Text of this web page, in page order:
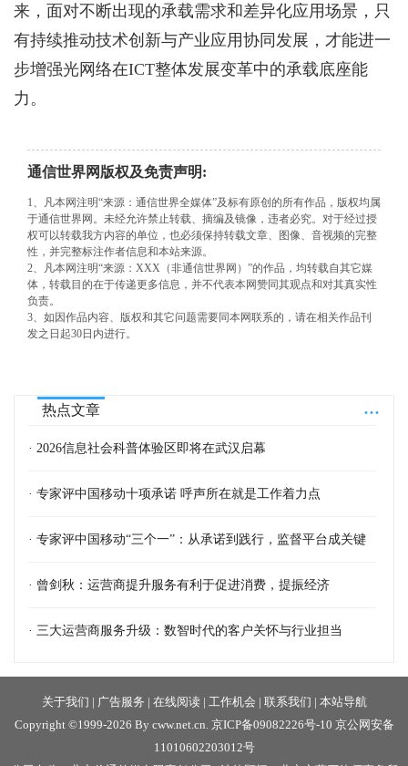
来，面对不断出现的承载需求和差异化应用场景，只
有持续推动技术创新与产业应用协同发展，才能进一
步增强光网络在ICT整体发展变革中的承载底座能
力。
通信世界网版权及免责声明:
1、凡本网注明“来源：通信世界全媒体”及标有原创的所有作品，版权均属
于通信世界网。未经允许禁止转载、摘编及镜像，违者必究。对于经过授
权可以转载我方内容的单位，也必须保持转载文章、图像、音视频的完整
性，并完整标注作者信息和本站来源。
2、凡本网注明“来源：XXX（非通信世界网）”的作品，均转载自其它媒
体，转载目的在于传递更多信息，并不代表本网赞同其观点和对其真实性
负责。
3、如因作品内容、版权和其它问题需要同本网联系的，请在相关作品刊
发之日起30日内进行。
...
热点文章
· 2026信息社会科普体验区即将在武汉启幕
· 专家评中国移动十项承诺 呼声所在就是工作着力点
· 专家评中国移动“三个一”：从承诺到践行，监督平台成关键
· 曾剑秋：运营商提升服务有利于促进消费，提振经济
· 三大运营商服务升级：数智时代的客户关怀与行业担当
关于我们 | 广告服务 | 在线阅读| 工作机会 | 联系我们 | 本站导航
Copyright ©1999-2026 By cww.net.cn. 京ICP备09082226号-10 京公网安备
11010602203012号